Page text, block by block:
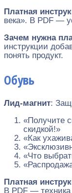
Платная
века». В PDF —
Зачем нужна
инструкции
понять продукт.
Обувь
Лид-магнит:
«Получите
скидкой!»
«Как
«Что
Платная
В PDF —